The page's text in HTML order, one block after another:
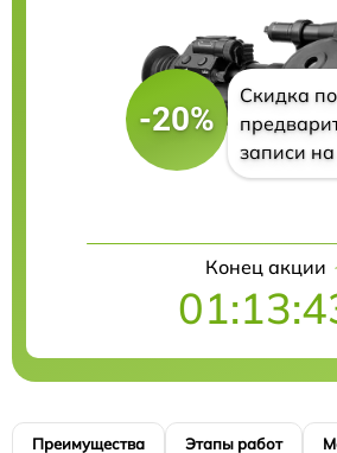
-20%
Скидка по
записи на
Конец акции
Преимущества Этапы работ